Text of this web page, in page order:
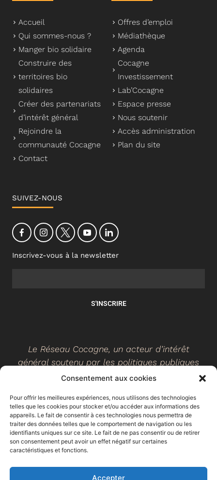
Consentement aux cookies
Pour offrir les meilleures expériences, nous utilisons des technologies
telles que les cookies pour stocker et/ou accéder aux informations des
appareils. Le fait de consentir à ces technologies nous permettra de
traiter des données telles que le comportement de navigation ou les
identifiants uniques sur ce site. Le fait de ne pas consentir ou de retirer
son consentement peut avoir un effet négatif sur certaines
caractéristiques et fonctions.
Accepter
Accueil
Qui sommes-nous ?
Manger bio solidaire
Construire des
territoires bio
solidaires
Créer des partenariats
d’intérêt général
Rejoindre la
communauté Cocagne
Contact
Offres d’emploi
Médiathèque
Agenda
Cocagne
Investissement
Lab’Cocagne
Espace presse
Nous soutenir
Accès administration
Plan du site
SUIVEZ-NOUS
Inscrivez-vous à la newsletter
S'INSCRIRE
Le Réseau Cocagne, un acteur d’intérêt
général soutenu par les politiques publiques
©2026- Réseau Cocagne -Site web réalisé par Ethicweb
Mentions légales